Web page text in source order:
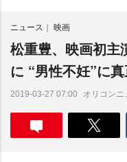
ニュース 映画
松重豊、映画初主
に “男性不妊”に
2019-03-27 07:00 オリコンニ